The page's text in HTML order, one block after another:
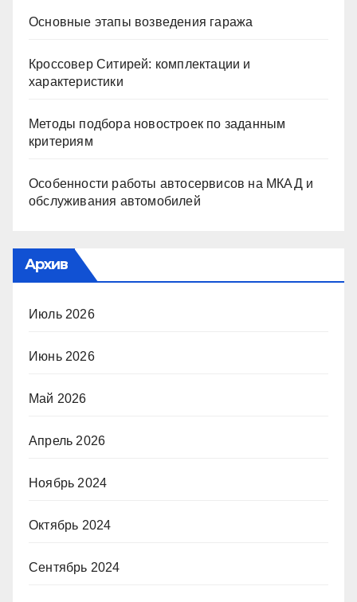
Основные этапы возведения гаража
Кроссовер Ситирей: комплектации и
характеристики
Методы подбора новостроек по заданным
критериям
Особенности работы автосервисов на МКАД и
обслуживания автомобилей
Архив
Июль 2026
Июнь 2026
Май 2026
Апрель 2026
Ноябрь 2024
Октябрь 2024
Сентябрь 2024